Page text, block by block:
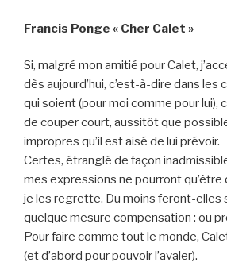
Francis Ponge « Cher Calet »
Si, malgré mon amitié pour Calet,
dès aujourd’hui, c’est-à-dire dans les
qui soient (pour moi comme pour lui),
de couper court, aussitôt que
impropres qu’il est aisé de lui prévoir.
Certes, étranglé de façon
mes expressions ne pourront qu’être
je les regrette. Du moins feront-elles
quelque mesure compensation : ou
Pour faire comme tout le monde,
(et d’abord pour pouvoir l’avaler).